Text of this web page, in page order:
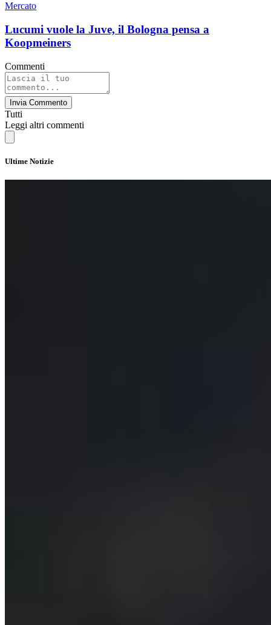
Mercato
Lucumi vuole la Juve, il Bologna pensa a
Koopmeiners
Commenti
Invia Commento
Tutti
Leggi altri commenti
Ultime Notizie